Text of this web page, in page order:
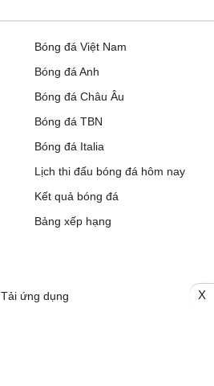
Bóng đá Việt Nam
Bóng đá Anh
Bóng đá Châu Âu
Bóng đá TBN
Bóng đá Italia
Lịch thi đấu bóng đá hôm nay
Kết quả bóng đá
Bảng xếp hạng
Tải ứng dụng X